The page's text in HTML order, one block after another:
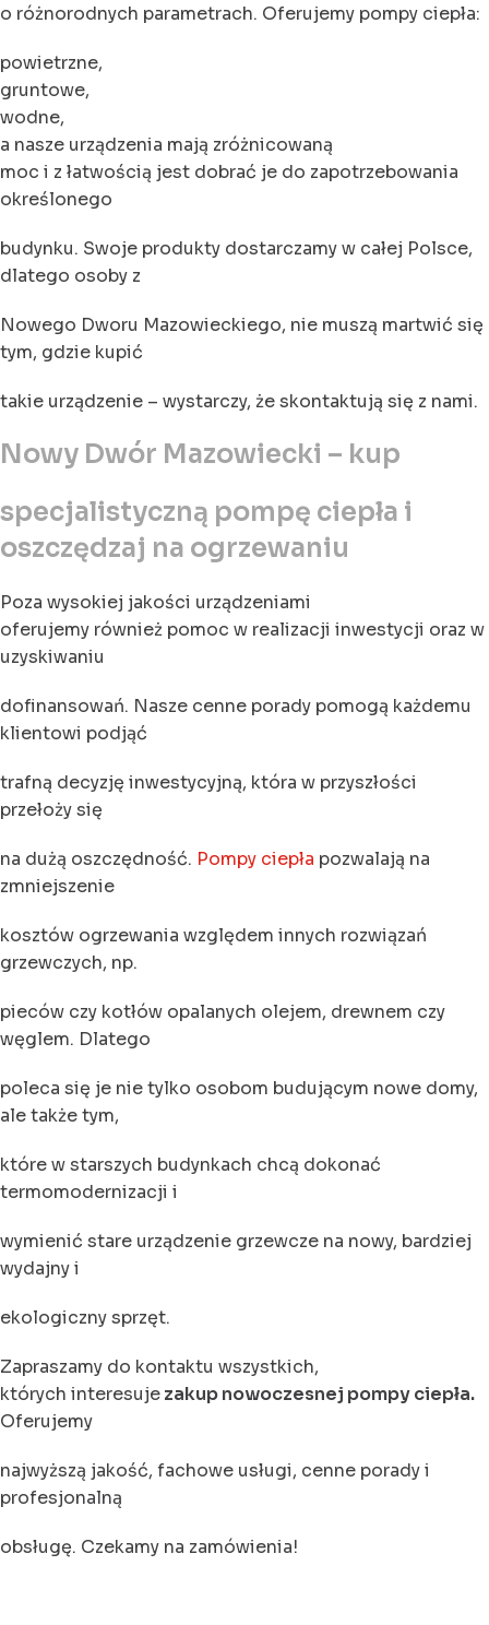
o różnorodnych parametrach. Oferujemy pompy ciepła:
powietrzne,
gruntowe,
wodne,
a nasze urządzenia mają zróżnicowaną
moc i z łatwością jest dobrać je do zapotrzebowania
określonego
budynku. Swoje produkty dostarczamy w całej Polsce,
dlatego osoby z
Nowego Dworu Mazowieckiego, nie muszą martwić się
tym, gdzie kupić
takie urządzenie – wystarczy, że skontaktują się z nami.
Nowy Dwór Mazowiecki – kup
specjalistyczną pompę ciepła i
oszczędzaj na ogrzewaniu
Poza wysokiej jakości urządzeniami
oferujemy również pomoc w realizacji inwestycji oraz w
uzyskiwaniu
dofinansowań. Nasze cenne porady pomogą każdemu
klientowi podjąć
trafną decyzję inwestycyjną, która w przyszłości
przełoży się
na dużą oszczędność. Pompy ciepła pozwalają na
zmniejszenie
kosztów ogrzewania względem innych rozwiązań
grzewczych, np.
pieców czy kotłów opalanych olejem, drewnem czy
węglem. Dlatego
poleca się je nie tylko osobom budującym nowe domy,
ale także tym,
które w starszych budynkach chcą dokonać
termomodernizacji i
wymienić stare urządzenie grzewcze na nowy, bardziej
wydajny i
ekologiczny sprzęt.
Zapraszamy do kontaktu wszystkich,
których interesujezakup nowoczesnej pompy ciepła.
Oferujemy
najwyższą jakość, fachowe usługi, cenne porady i
profesjonalną
obsługę. Czekamy na zamówienia!